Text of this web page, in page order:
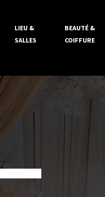
LIEU &
SALLES
BEAUTÉ &
COIFFURE